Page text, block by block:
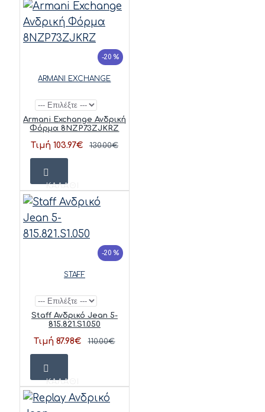
-20 %
ARMANI EXCHANGE
Armani Exchange Ανδρική
Φόρμα 8NZP73ZJKRZ
Τιμή 103.97€ 130.00€
ΚΑΛΆΘΙ
-20 %
STAFF
Staff Ανδρικό Jean 5-
815.821.S1.050
Τιμή 87.98€ 110.00€
ΚΑΛΆΘΙ